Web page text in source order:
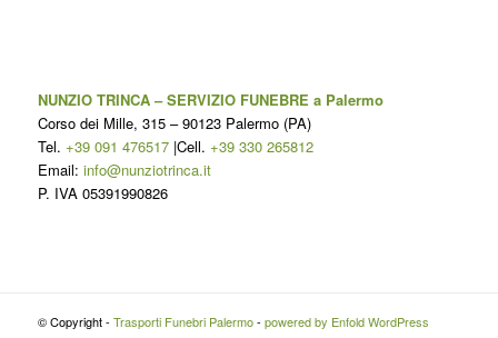
NUNZIO TRINCA – SERVIZIO FUNEBRE a Palermo
Corso dei Mille, 315–90123 Palermo(PA)
Tel. +39 091 476517|Cell. +39 330 265812
Email: info@nunziotrinca.it
P. IVA 05391990826
© Copyright - Trasporti Funebri Palermo- powered by Enfold WordPress